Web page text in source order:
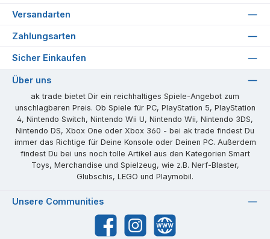
Versandarten
Zahlungsarten
Sicher Einkaufen
Über uns
ak trade bietet Dir ein reichhaltiges Spiele-Angebot zum
unschlagbaren Preis. Ob Spiele für PC, PlayStation 5, PlayStation
4, Nintendo Switch, Nintendo Wii U, Nintendo Wii, Nintendo 3DS,
Nintendo DS, Xbox One oder Xbox 360 - bei ak trade findest Du
immer das Richtige für Deine Konsole oder Deinen PC. Außerdem
findest Du bei uns noch tolle Artikel aus den Kategorien Smart
Toys, Merchandise und Spielzeug, wie z.B. Nerf-Blaster,
Glubschis, LEGO und Playmobil.
Unsere Communities
FacebookInstagramWebsite